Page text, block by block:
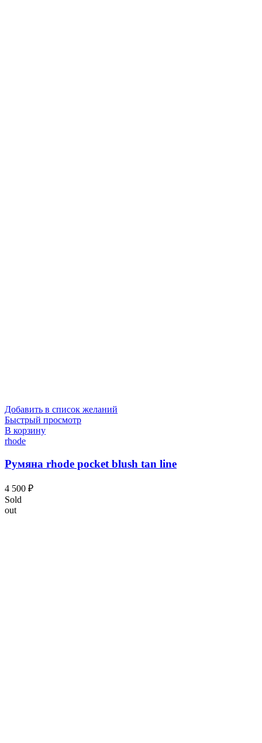
Добавить в список желаний
Быстрый просмотр
В корзину
rhode
Румяна rhode pocket blush tan line
4 500 ₽
Sold
out